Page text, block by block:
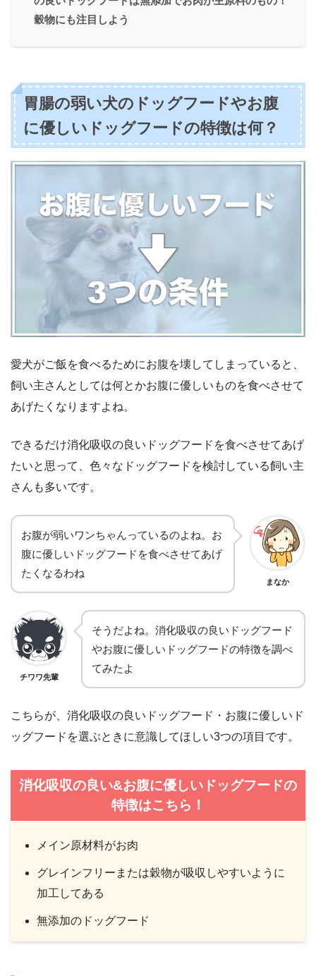
穀物にも注目しよう
胃腸の弱い犬のドッグフードやお腹
に優しいドッグフードの特徴は何？
愛犬がご飯を食べるためにお腹を壊してしまっていると、
飼い主さんとしては何とかお腹に優しいものを食べさせて
あげたくなりますよね。
できるだけ消化吸収の良いドッグフードを食べさせてあげ
たいと思って、色々なドッグフードを検討している飼い主
さんも多いです。
お腹が弱いワンちゃんっているのよね。お
腹に優しいドッグフードを食べさせてあげ
たくなるわね
まなか
チワワ先輩
そうだよね。消化吸収の良いドッグフード
やお腹に優しいドッグフードの特徴を調べ
てみたよ
こちらが、消化吸収の良いドッグフード・お腹に優しいド
ッグフードを選ぶときに意識してほしい3つの項目です。
消化吸収の良い&お腹に優しいドッグフードの
特徴はこちら！
メイン原材料がお肉
グレインフリーまたは穀物が吸収しやすいように
加工してある
無添加のドッグフード